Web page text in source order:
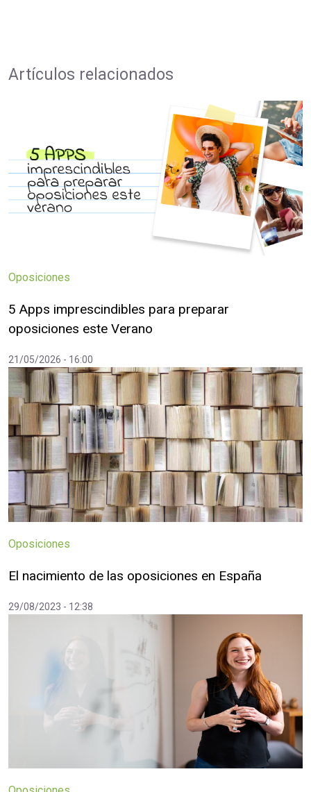
Artículos relacionados
Oposiciones
5 Apps imprescindibles para preparar
oposiciones este Verano
21/05/2026 - 16:00
Oposiciones
El nacimiento de las oposiciones en España
29/08/2023 - 12:38